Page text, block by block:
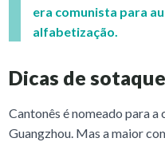
era comunista para
alfabetização.
Dicas de
Cantonês é nomeado para a
Guangzhou. Mas a maior